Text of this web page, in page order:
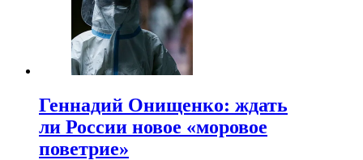
Геннадий Онищенко: ждать
ли России новое «моровое
поветрие»